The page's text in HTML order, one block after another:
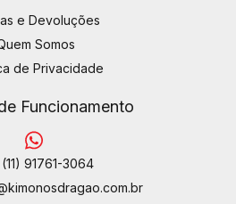
e Devoluções
Somos
de Privacidade
Funcionamento
(11) 91761-3064